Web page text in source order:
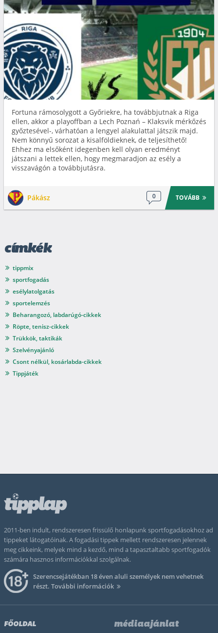
Fortuna rámosolygott a Győriekre, ha továbbjutnak a Riga
ellen, akkor a playoffban a Lech Poznań – Klaksvik mérkőzés
győztesével-, várhatóan a lengyel alakulattal játszik majd.
Nem könnyű sorozat a kisalföldieknek, de teljesíthető!
Ehhez ma elsőként idegenben kell olyan eredményt
játszani a lettek ellen, hogy megmaradjon az esély a
visszavágón a továbbjutásra.
Pákász 0 TOVÁBB
címkék
tippmix
sportfogadás
esélylatolgatás
sportelemzés
Beharangozó, labdarúgó-cikkek
Röpte, tenisz-cikkek
Trükkök, taktikák
Szelvényajánló
Csont nélkül, kosárlabda-cikkek
Tippjáték
2011-ben indult, rendszeresen frissülő honlapunk sportfogadásokhoz ad
tippeket látogatóinak. A fogadási tippek mellett rendszeresen jelennek
meg cikkeink, melyek mind a kezdő, mind a tapasztaltabb sportfogadók
számára hasznos információkkal szolgálnak.
Szerencsejátékban 18 éven aluli személyek nem vehetnek
részt. További információk
FŐOLDAL médiaajánlat